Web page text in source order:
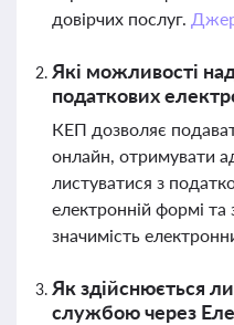
довірчих послуг.
Які можливості
податкових
КЕП дозволяє
онлайн, отримувати
листуватися з
електронній формі
значимість
Як здійснюється
службою через